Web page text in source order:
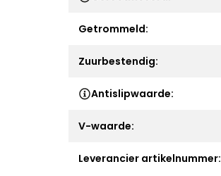
Getrommeld:
Zuurbestendig:
Antislipwaarde:
V-waarde:
Leverancier artikelnummer: